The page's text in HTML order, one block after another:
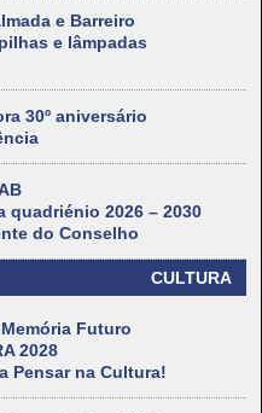
e Barreiro
e lâmpadas
30º aniversário
quadriénio 2026 – 2030
do Conselho
CULTURA
Futuro
2028
Pensar na Cultura!